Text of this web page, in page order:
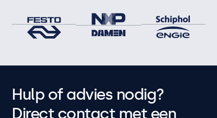
Hulp of advies nodig?
Direct contact met een